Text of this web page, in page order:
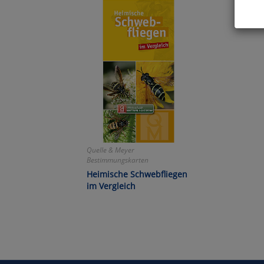
Quelle & Meyer
Bestimmungskarten
Heimische Schwebfliegen
im Vergleich